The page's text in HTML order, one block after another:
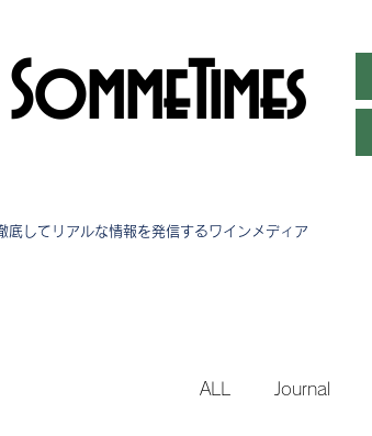
SommeTimes
底してリアルな情報を発信する​ワインメディア
ALL Journal